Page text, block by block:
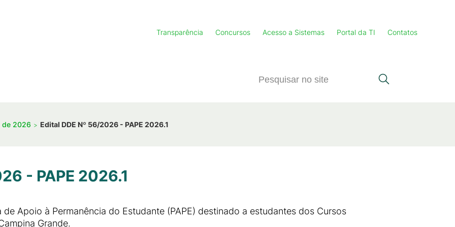
Transparência Concursos Acesso a Sistemas Portal da TI Contatos
de 2026 Edital DDE Nº 56/2026 - PAPE 2026.1
- PAPE 2026.1
Apoio à Permanência do Estudante (PAPE) destinado a estudantes dos Cursos
Grande.